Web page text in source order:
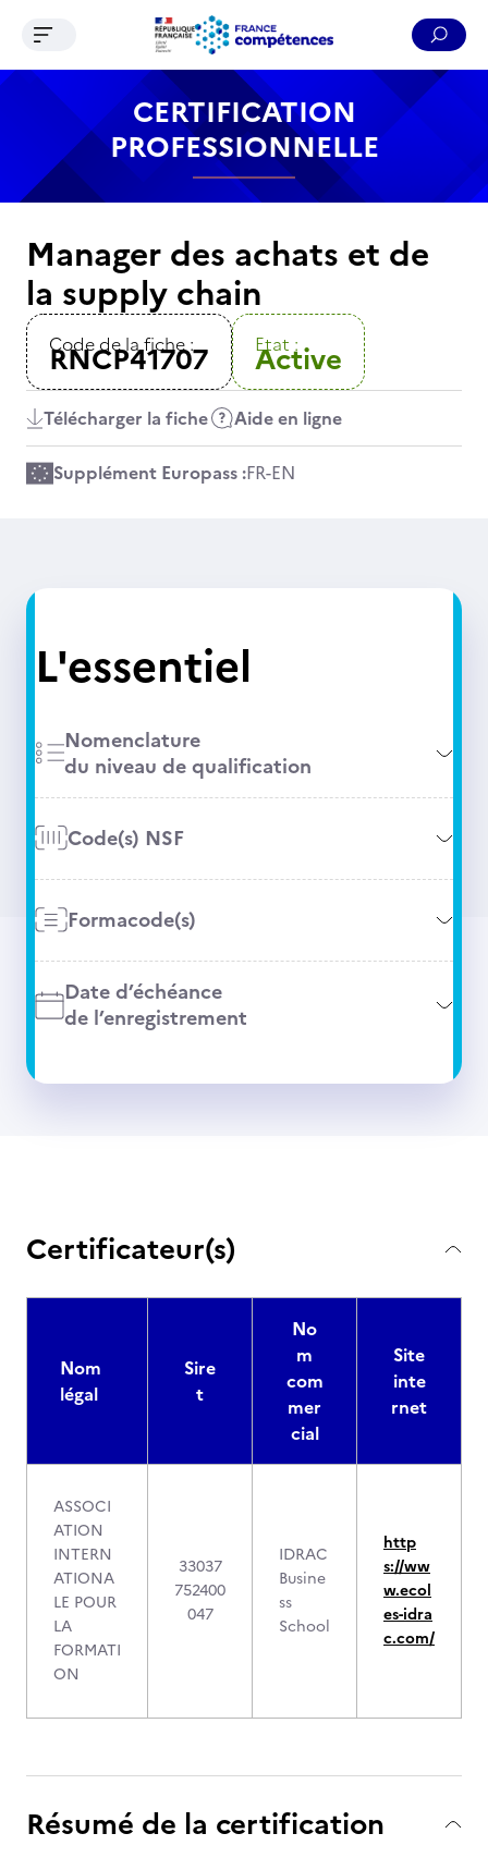
Contenu Recherche Menu Pied de page
Ouvrir le menu de navigation
CERTIFICATION
PROFESSIONNELLE
Manager des achats et de
la supply chain
Code de la fiche :
RNCP41707 Etat :
Active
Télécharger la fiche Aide en ligne
Supplément Europass :FR-EN
L'essentiel
Nomenclature
du niveau de qualification
Code(s) NSF
Formacode(s)
Date d’échéance
de l’enregistrement
Certificateur(s)
Nom
légal
Sire
t
No
m
com
mer
cial
Site
inte
rnet
ASSOCI
ATION
INTERN
ATIONA
LE POUR
LA
FORMATI
ON
33037
752400
047
IDRAC
Busine
ss
School
http
s://ww
w.ecol
es-idra
c.com/
Résumé de la certification